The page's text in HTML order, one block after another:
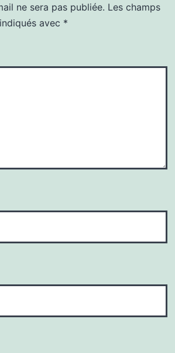
ne sera pas publiée. Les champs
avec *